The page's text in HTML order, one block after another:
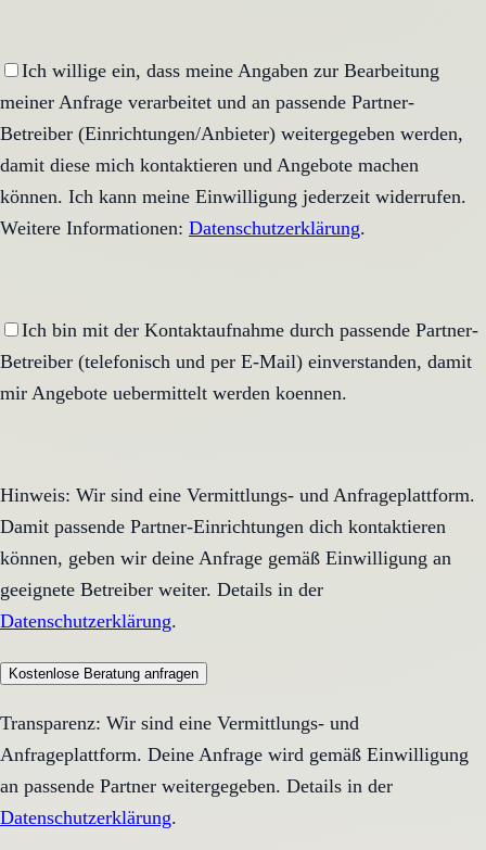
Ich willige ein, dass meine Angaben zur Bearbeitung
meiner Anfrage verarbeitet und an passende Partner-
Betreiber (Einrichtungen/Anbieter) weitergegeben werden,
damit diese mich kontaktieren und Angebote machen
können. Ich kann meine Einwilligung jederzeit widerrufen.
Weitere Informationen: Datenschutzerklärung.
Ich bin mit der Kontaktaufnahme durch passende Partner-
Betreiber (telefonisch und per E-Mail) einverstanden, damit
mir Angebote uebermittelt werden koennen.
Hinweis: Wir sind eine Vermittlungs- und Anfrageplattform.
Damit passende Partner-Einrichtungen dich kontaktieren
können, geben wir deine Anfrage gemäß Einwilligung an
geeignete Betreiber weiter. Details in der
Datenschutzerklärung.
Kostenlose Beratung anfragen
Transparenz: Wir sind eine Vermittlungs- und
Anfrageplattform. Deine Anfrage wird gemäß Einwilligung
an passende Partner weitergegeben. Details in der
Datenschutzerklärung.